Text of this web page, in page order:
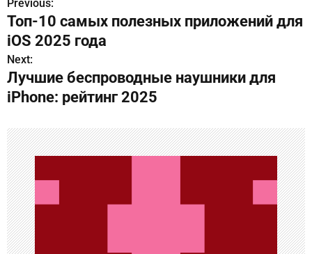
Н
а
в
и
а
ц
и
я
п
Previous:
Топ-10 самых полезных приложений для
iOS 2025 года
Next:
Лучшие беспроводные наушники для
iPhone: рейтинг 2025